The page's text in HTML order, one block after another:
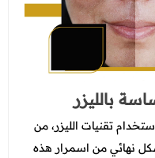
بالليزر
تقنيات الليزر، من
نهائي من اسمرار هذه